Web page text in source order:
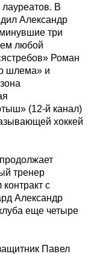
лауреатов. В
Александр
три
любой
Роман
шлема» и
(12-й канал)
хоккей
тренер
с
Александр
еще четыре
Павел